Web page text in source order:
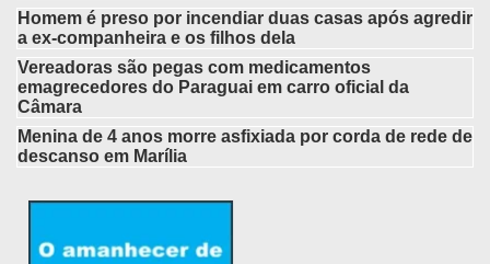
Homem é preso por incendiar duas casas após agredir
a ex-companheira e os filhos dela
Vereadoras são pegas com medicamentos
emagrecedores do Paraguai em carro oficial da
Câmara
Menina de 4 anos morre asfixiada por corda de rede de
descanso em Marília